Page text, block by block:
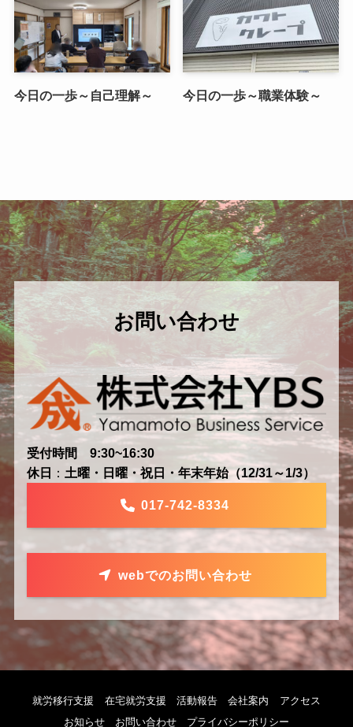
今日の一歩～自己理解～ 今日の一歩～職業体験～
お問い合わせ
受付時間 9:30~16:30
休日
： 土曜・日曜・祝日・年末年始（12/31～1/3）
017-742-8334
webでのお問い合わせ
就労移行支援 在宅就労支援 活動報告 会社案内
アクセス
お知らせ
お問い合わせ プライバシーポリシー